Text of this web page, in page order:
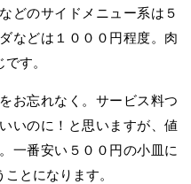
どのサイドメニュー系は５
などは１０００円程度。肉
す。
お忘れなく。サービス料つ
いのに！と思いますが、値
一番安い５００円の小皿に
とになります。